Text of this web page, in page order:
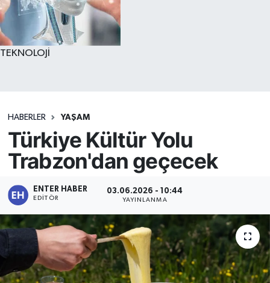
TEKNOLOJİ
HABERLER YAŞAM
Türkiye Kültür Yolu
Trabzon'dan geçecek
ENTER HABER
EDITÖR
03.06.2026 - 10:44
YAYINLANMA